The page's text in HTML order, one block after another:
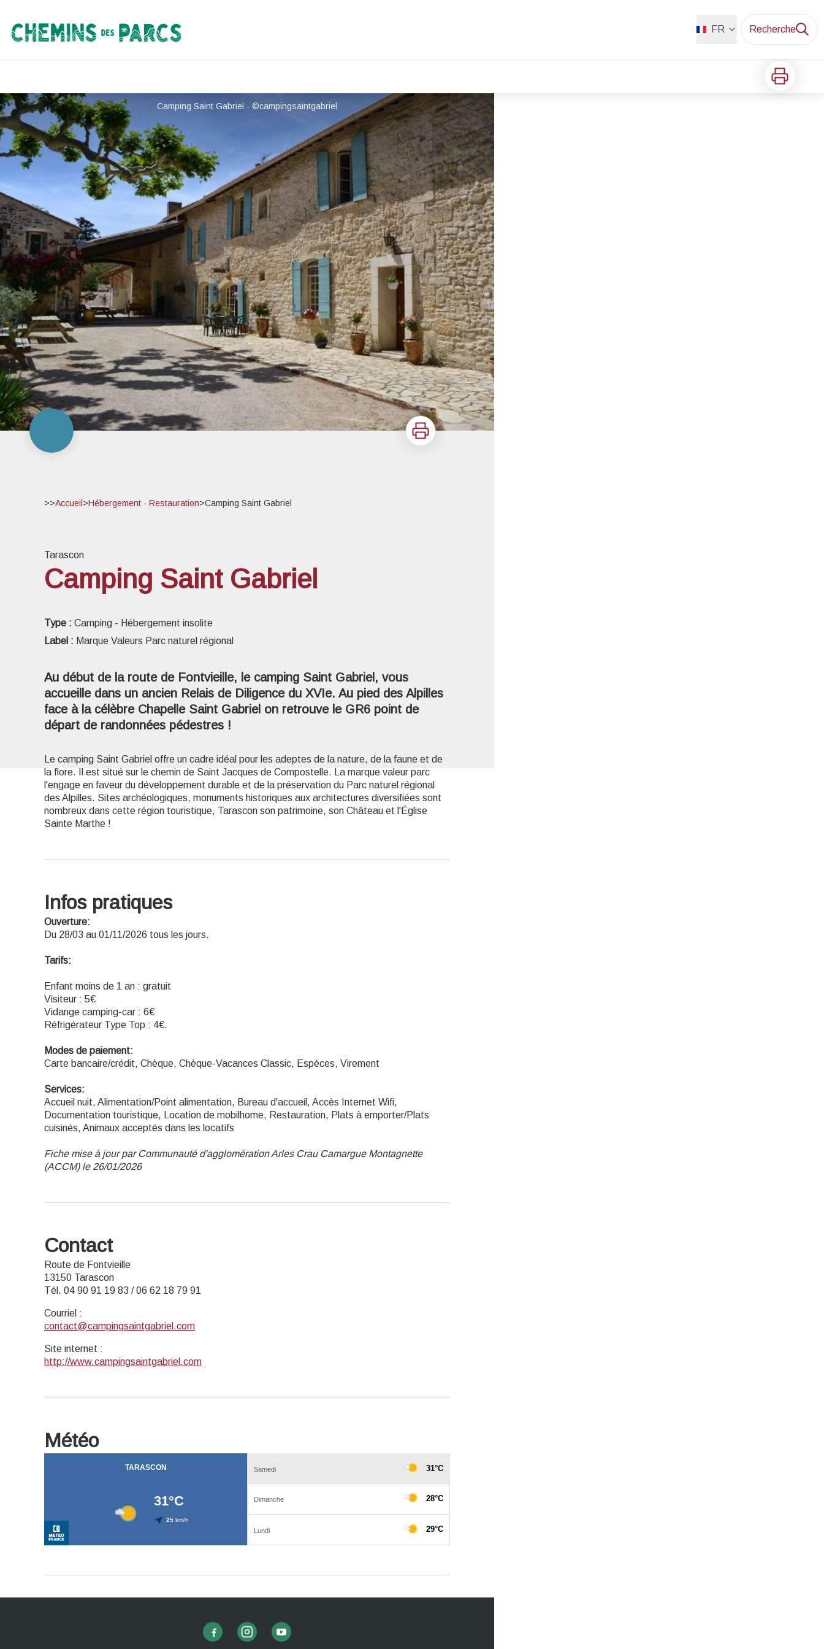
Chemins des Parcs FR Recherche
Imprimer
Camping Saint Gabriel - ©campingsaintgabriel
Imprimer
>>Accueil >Hébergement - Restauration>Camping Saint Gabriel
Tarascon
Camping Saint Gabriel
Type : Camping - Hébergement insolite
Label : Marque Valeurs Parc naturel régional
Au début de la route de Fontvieille, le camping Saint Gabriel, vous
accueille dans un ancien Relais de Diligence du XVIe. Au pied des Alpilles
face à la célèbre Chapelle Saint Gabriel on retrouve le GR6 point de
départ de randonnées pédestres !
Le camping Saint Gabriel offre un cadre idéal pour les adeptes de la nature, de la faune et de
la flore. Il est situé sur le chemin de Saint Jacques de Compostelle. La marque valeur parc
l'engage en faveur du développement durable et de la préservation du Parc naturel régional
des Alpilles. Sites archéologiques, monuments historiques aux architectures diversifiées sont
nombreux dans cette région touristique, Tarascon son patrimoine, son Château et l'Église
Sainte Marthe !
Infos pratiques
Ouverture:
Du 28/03 au 01/11/2026 tous les jours.
Tarifs:
Enfant moins de 1 an : gratuit
Visiteur : 5€
Vidange camping-car : 6€
Réfrigérateur Type Top : 4€.
Modes de paiement:
Carte bancaire/crédit, Chèque, Chèque-Vacances Classic, Espèces, Virement
Services:
Accueil nuit, Alimentation/Point alimentation, Bureau d'accueil, Accès Internet Wifi,
Documentation touristique, Location de mobilhome, Restauration, Plats à emporter/Plats
cuisinés, Animaux acceptés dans les locatifs
Fiche mise à jour par Communauté d'agglomération Arles Crau Camargue Montagnette
(ACCM) le 26/01/2026
Contact
Route de Fontvieille
13150 Tarascon
Tél. 04 90 91 19 83 / 06 62 18 79 91
Courriel :
contact@campingsaintgabriel.com
Site internet :
http://www.campingsaintgabriel.com
Météo